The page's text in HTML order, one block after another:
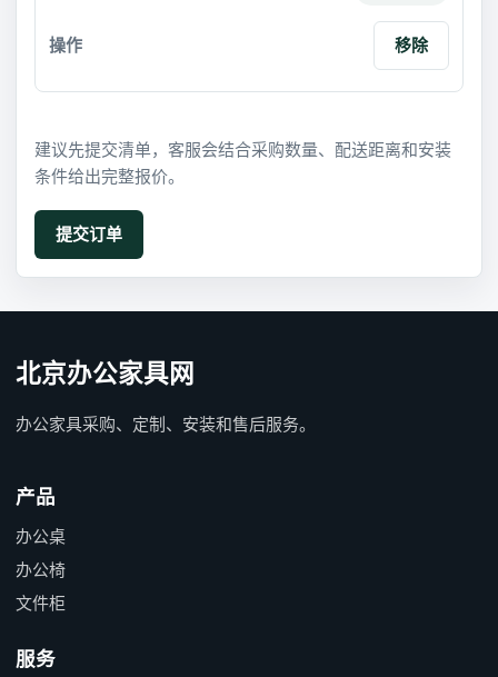
移除
建议先提交清单，客服会结合采购数量、配送距离和安装
条件给出完整报价。
北京办公家具网
办公家具采购、定制、安装和售后服务。
产品
办公桌
办公椅
文件柜
服务